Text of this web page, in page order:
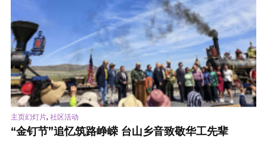
主页幻灯片, 社区活动
“金钉节”追忆筑路峥嵘 台山乡音致敬华工先辈